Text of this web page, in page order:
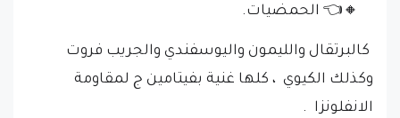
🔸👈 الحمضيات.
كالبرتقال والليمون واليوسفندي والجريب فروت
وكذلك الكيوي ، كلها غنية بفيتامين ج لمقاومة
الانفلونزا .